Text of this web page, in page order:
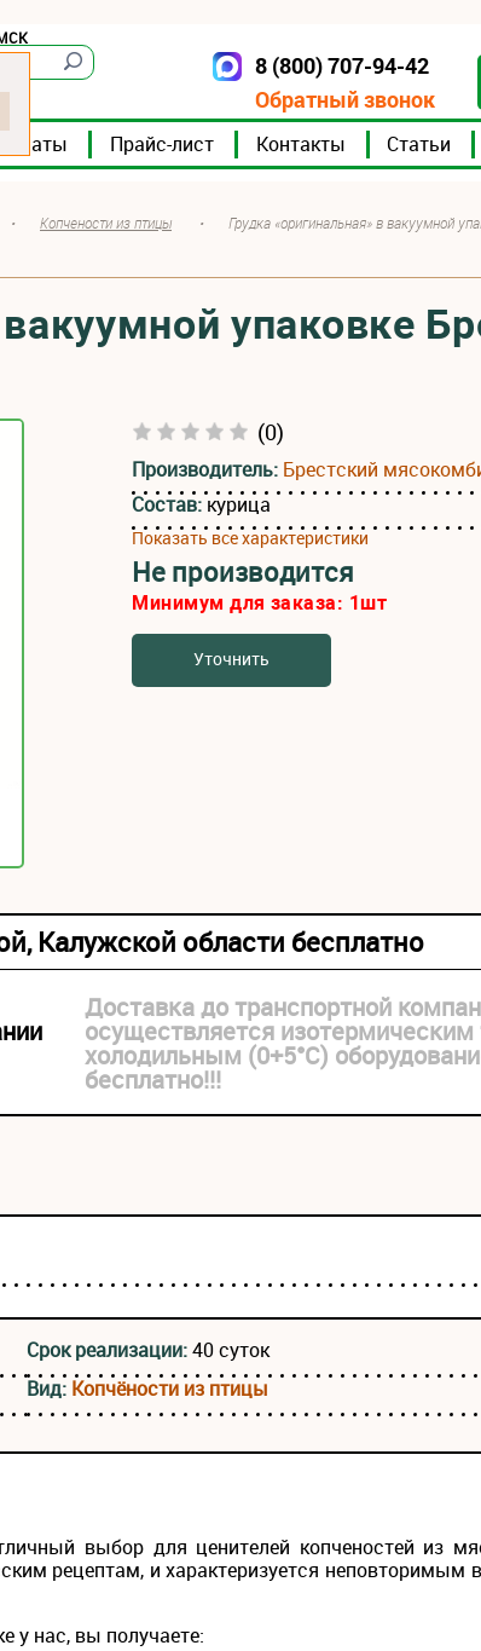
Прайс-лист Контакты Статьи
8 (800) 707-94-42
Обратный звонок
• Копчености из птицы • Грудка «оригинальная» в вакуумной
упаковке
(0)
Производитель: Брестский
Состав: курица
Показать все характеристики
Не производится
Минимум для заказа: 1шт
Уточнить
Калужской области бесплатно
Доставка до транспортной
осуществляется
холодильным (0+5°С)
бесплатно!!!
Срок реализации:40 суток
Вид: Копчёности из птицы
выбор для ценителей копченостей из
рецептам, и характеризуется неповторимым
у нас, вы получаете: